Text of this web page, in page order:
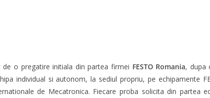
de o pregatire initiala din partea firmei FESTO Romania, dupa
individual si autonom, la sediul propriu, pe echipamente
de Mecatronica. Fiecare proba solicita din partea